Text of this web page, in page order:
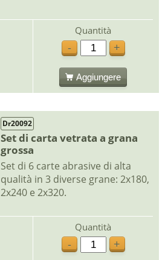
Quantità
-
+
Aggiungere
Dr20092
Set di carta vetrata a grana
grossa
Set di 6 carte abrasive di alta
qualità in 3 diverse grane: 2x180,
2x240 e 2x320.
Quantità
-
+